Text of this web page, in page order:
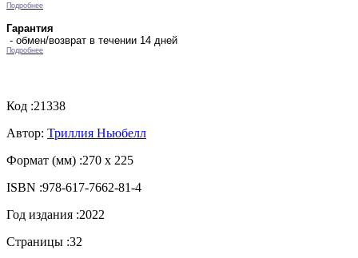
Подробнее
Гарантия
- обмен/возврат в течении 14 дней
Подробнее
Код :21338
Автор: Триллия Ньюбелл
Формат (мм) :270 х 225
ISBN :978-617-7662-81-4
Год издания :2022
Страницы :32